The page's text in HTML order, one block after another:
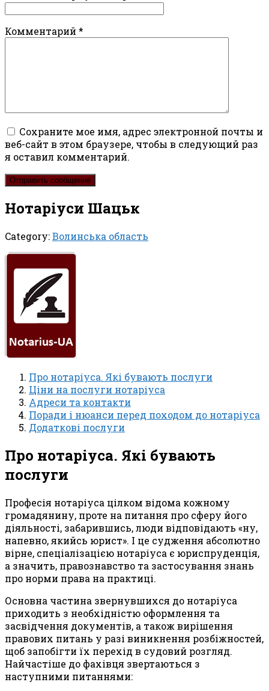
Комментарий *
Сохраните мое имя, адрес электронной почты и
веб-сайт в этом браузере, чтобы в следующий раз
я оставил комментарий.
Нотаріуси Шацьк
Category:Волинська область
Про нотаріуса. Які бувають послуги
Ціни на послуги нотаріуса
Адреси та контакти
Поради і нюанси перед походом до нотаріуса
Додаткові послуги
Про нотаріуса. Які бувають
послуги
Професія нотаріуса цілком відома кожному
громадянину, проте на питання про сферу його
діяльності, забарившись, люди відповідають «ну,
напевно, якийсь юрист». І це судження абсолютно
вірне, спеціалізацією нотаріуса є юриспруденція,
а значить, правознавство та застосування знань
про норми права на практиці.
Основна частина звернувшихся до нотаріуса
приходить з необхідністю оформлення та
засвідчення документів, а також вирішення
правових питань у разі виникнення розбіжностей,
щоб запобігти їх перехід в судовий розгляд.
Найчастіше до фахівця звертаються з
наступними питаннями: